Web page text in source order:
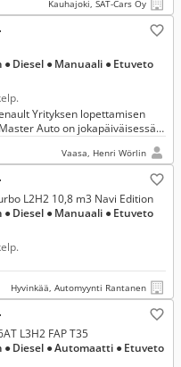
Kauhajoki, SAT-Cars Oy
● Diesel ● Manuaali ● Etuveto
Vaasa, Henri Wörlin
L2H2 10,8 m3 Navi Edition
● Diesel ● Manuaali ● Etuveto
Hyvinkää, Automyynti Rantanen
L3H2 FAP T35
● Diesel ● Automaatti ● Etuveto